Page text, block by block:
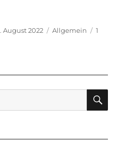
August 2022 Kategorien
Allgemein
1